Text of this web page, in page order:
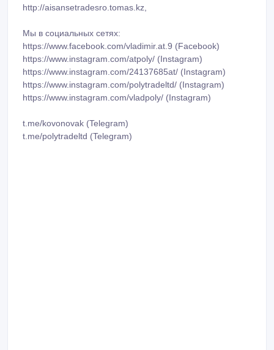
http://aisansetradesro.tomas.kz,
Мы в социальных сетях:
https://www.facebook.com/vladimir.at.9 (Facebook)
https://www.instagram.com/atpoly/ (Instagram)
https://www.instagram.com/24137685at/ (Instagram)
https://www.instagram.com/polytradeltd/ (Instagram)
https://www.instagram.com/vladpoly/ (Instagram)
t.me/kovonovak (Telegram)
t.me/polytradeltd (Telegram)